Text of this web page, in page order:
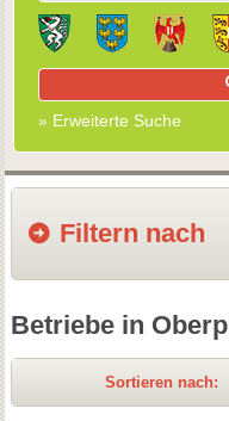
» Erweiterte Suche
Filtern nach
Betriebe in
Sortieren nach: